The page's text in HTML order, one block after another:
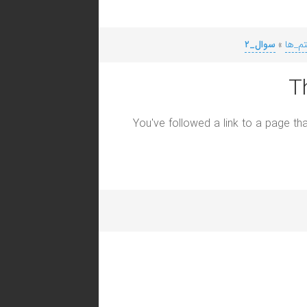
» سوال_۲
You've followed a link to a page